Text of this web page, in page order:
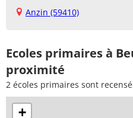
Anzin (59410)
Ecoles primaires à
proximité
2 écoles primaires sont
+